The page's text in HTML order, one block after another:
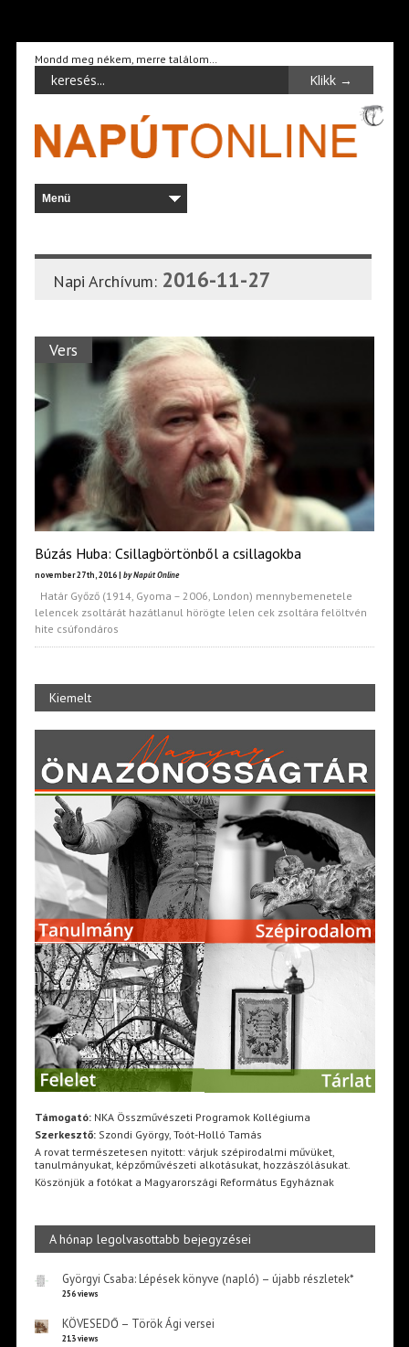
Mondd meg nékem, merre találom…
Napi Archívum: 2016-11-27
Vers
Búzás Huba: Csillagbörtönből a csillagokba
november 27th, 2016 | by Napút Online
Határ Győző (1914, Gyoma – 2006, London) mennybemenetele
lelencek zsoltárát hazátlanul hörögte lelen cek zsoltára felöltvén
hite csúfondáros
Kiemelt
Támogató:NKA Összművészeti Programok Kollégiuma
Szerkesztő:Szondi György, Toót-Holló Tamás
A rovat természetesen nyitott: várjuk szépirodalmi művüket,
tanulmányukat, képzőművészeti alkotásukat, hozzászólásukat.
Köszönjük a fotókat a Magyarországi Református Egyháznak
A hónap legolvasottabb bejegyzései
Györgyi Csaba: Lépések könyve (napló) – újabb részletek*
256 views
KÖVESEDŐ – Török Ági versei
213 views